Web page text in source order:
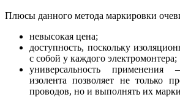
Плюсы данного метода маркировки
невысокая цена;
доступность, поскольку
с собой у каждого электромонтера;
универсальность
изолента позволяет не только
проводов, но и выполнять их